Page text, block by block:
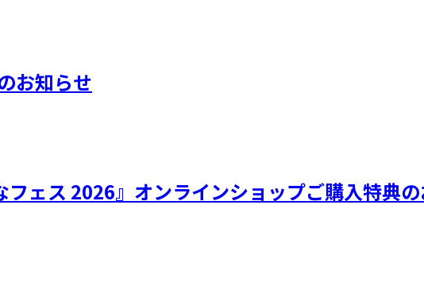
お知らせ
ェス 2026』オンラインショップご購入特典